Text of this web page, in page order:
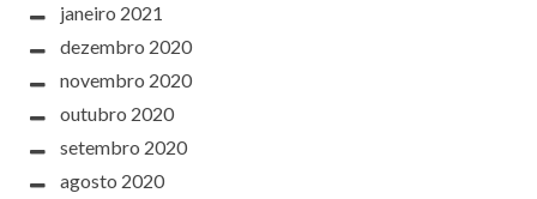
janeiro 2021
dezembro 2020
novembro 2020
outubro 2020
setembro 2020
agosto 2020